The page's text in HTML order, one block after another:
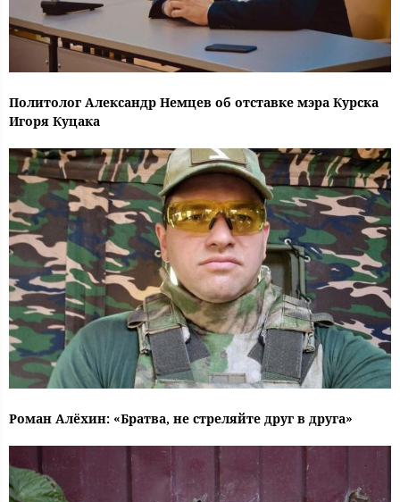
Политолог Александр Немцев об отставке мэра Курска
Игоря Куцака
Роман Алёхин: «Братва, не стреляйте друг в друга»